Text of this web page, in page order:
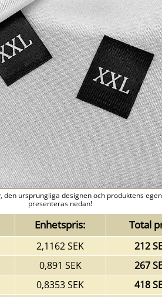
den ursprungliga designen och produktens
presenteras nedan!
Enhetspris: Total
2,1162 SEK
212
0,891 SEK
267
0,8353 SEK
418